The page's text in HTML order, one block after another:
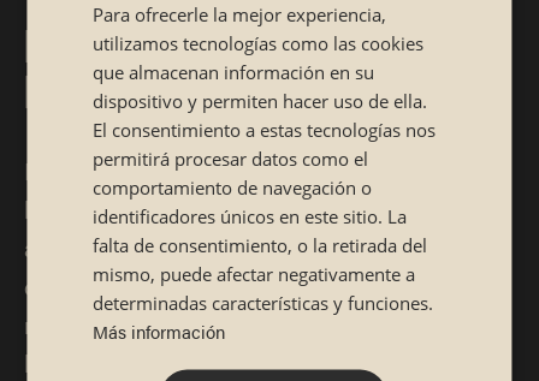
RESTAURANTE JAPONÉS
EN POZUELO
Makis, nigiris, sashimi, tartar de atún… ¡Qué
hambre nos ha entrado de repente! Si se te
antoja alguno de los platos típicos de la
comida japonesa, tienes que venir a nuestro
restaurante japonés en Pozuelo. ¡El paraíso de
la gastronomía nipona en la ciudad!
CATALÁN
Para ofrecerle la mejor experiencia,
utilizamos tecnologías como las cookies
que almacenan información en su
dispositivo y permiten hacer uso de ella.
El consentimiento a estas tecnologías nos
permitirá procesar datos como el
comportamiento de navegación o
identificadores únicos en este sitio. La
falta de consentimiento, o la retirada del
mismo, puede afectar negativamente a
determinadas características y funciones.
Más información